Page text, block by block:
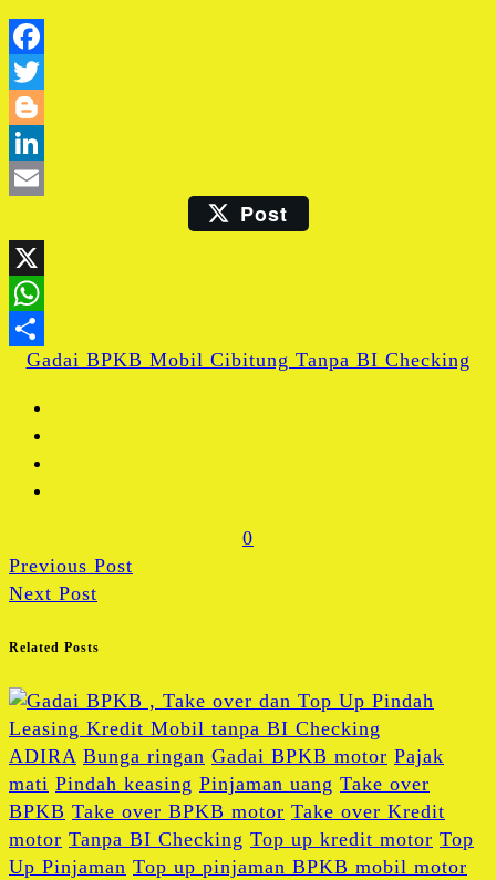
Email Post
Share
Gadai BPKB Mobil Cibitung Tanpa BI Checking
0
Previous Post
Next Post
Related Posts
ADIRA Bunga ringan Gadai BPKB motor Pajak
mati Pindah keasing Pinjaman uang Take over
BPKB Take over BPKB motor Take over Kredit
motor Tanpa BI Checking Top up kredit motor Top
Up Pinjaman Top up pinjaman BPKB mobil motor